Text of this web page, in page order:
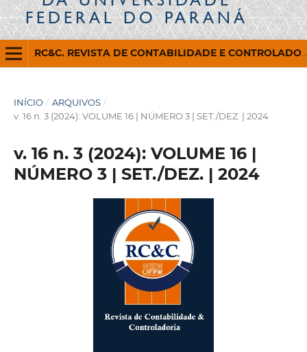
FEDERAL DO PARANÁ
RC&C. REVISTA DE CONTABILIDADE E CONTROLADORIA
INÍCIO / ARQUIVOS /
v. 16 n. 3 (2024): VOLUME 16 | NÚMERO 3 | SET./DEZ. | 2024
v. 16 n. 3 (2024): VOLUME 16 |
NÚMERO 3 | SET./DEZ. | 2024